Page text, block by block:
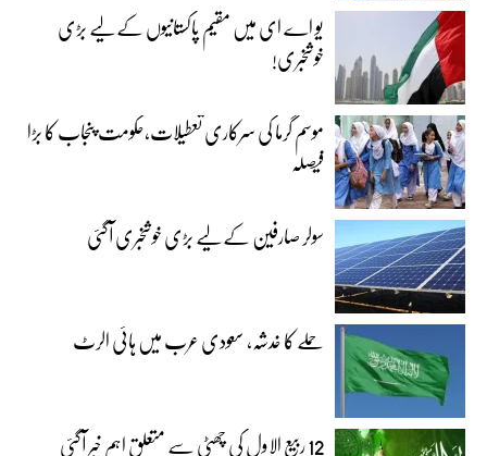
یو اے ای میں مقیم پاکستانیوں کے لیے بڑی
خوشخبری!
موسم گرما کی سرکاری تعطیلات،حکومت پنجاب کا بڑا
فیصلہ
سولر صارفین کے لیے بڑی خوشخبری آگئی
حملے کا خدشہ، سعودی عرب میں ہائی الرٹ
12 ربیع الاول کی چھٹی سے متعلق اہم خبر آگئی